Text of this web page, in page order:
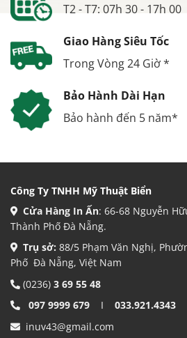
T2 - T7: 07h 30 - 17h 00
Giao Hàng Siêu Tốc
Trong Vòng 24 Giờ *
Bảo Hành Dài Hạn
Bảo hành đến 5 năm*
Công Ty TNHH Mỹ Thuật Biển
Cửa Hàng In Ấn: 66-68 Nguyễn
Thành Phố Đà Nẵng.
Trụ sở: 88/5 Phạm Văn Nghị,
Phố Đà Nẵng, Việt Nam
(0236) 3 69 55 48
097 9999 679 I 033.921.4343
inuv43@gmail.com